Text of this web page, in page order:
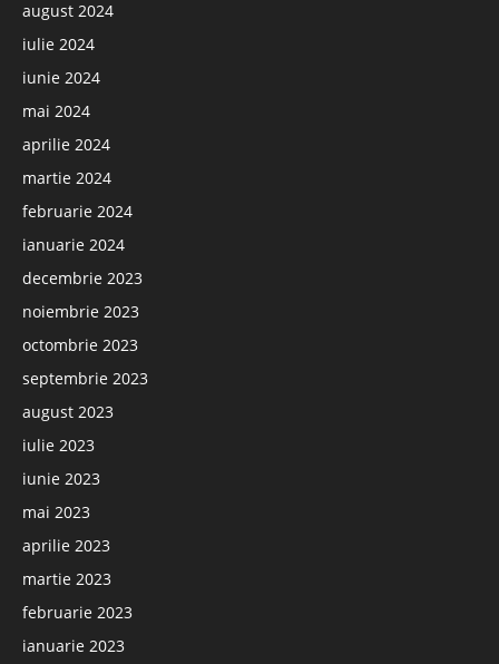
august 2024
iulie 2024
iunie 2024
mai 2024
aprilie 2024
martie 2024
februarie 2024
ianuarie 2024
decembrie 2023
noiembrie 2023
octombrie 2023
septembrie 2023
august 2023
iulie 2023
iunie 2023
mai 2023
aprilie 2023
martie 2023
februarie 2023
ianuarie 2023